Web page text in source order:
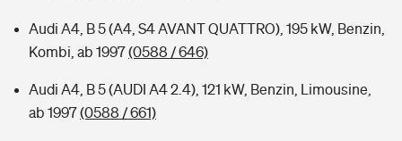
Audi A4, B 5 (A4, S4 AVANT QUATTRO), 195 kW, Benzin,
Kombi, ab 1997(0588 / 646)
Audi A4, B 5 (AUDI A4 2.4), 121 kW, Benzin, Limousine,
ab 1997(0588 / 661)